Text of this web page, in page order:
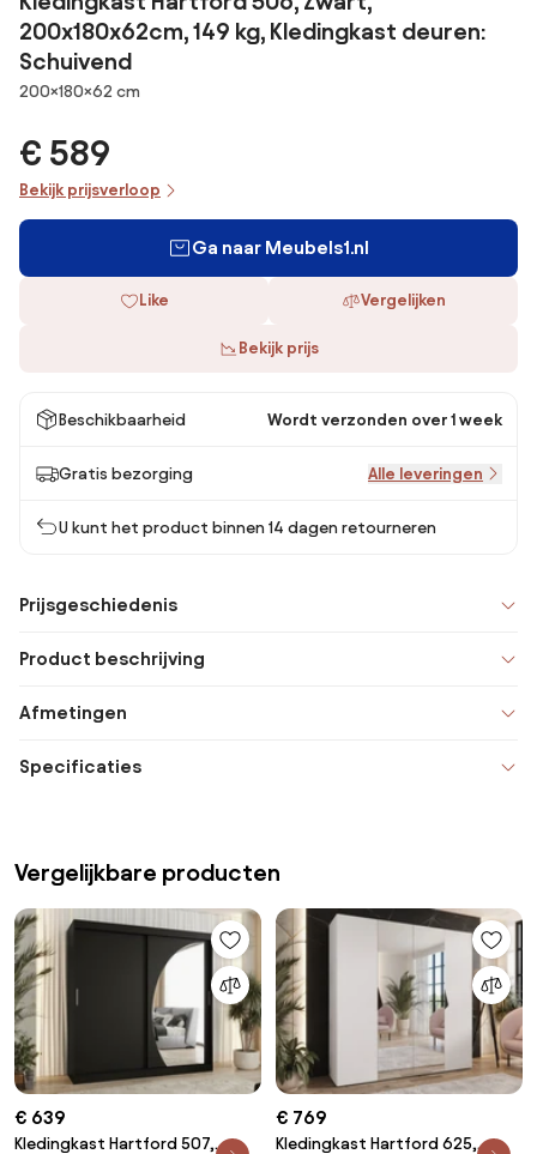
200x180x62cm, 149 kg, Kledingkast deuren:
Schuivend
Afmetingen
200×180×62 cm
€ 589
Bekijk prijsverloop
Ga naar Meubels1.nl
Like Vergelijken
Bekijk prijs
Beschikbaarheid Wordt verzonden over 1 week
Gratis bezorging Alle leveringen
U kunt het product binnen 14 dagen retourneren
Prijsgeschiedenis
Product beschrijving
Afmetingen
Specificaties
Vergelijkbare producten
€ 639
Kledingkast Hartford 507,
€ 769
Kledingkast Hartford 625,